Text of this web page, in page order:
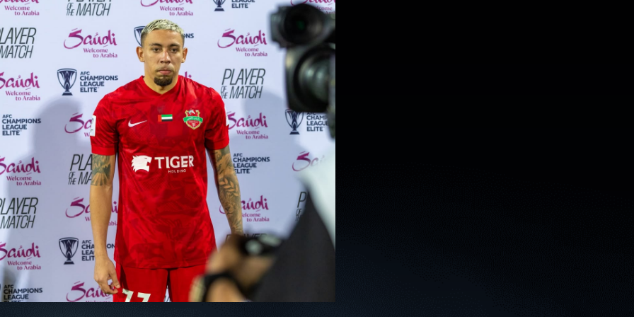
سوبر شيلد الإمارات العربية
المتحدة - قطرات
درع التحدي